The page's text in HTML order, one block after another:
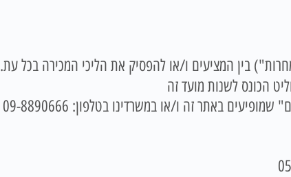
בין המציעים ו/או להפסיק את הליכי המכירה בכל עת.
הכונס לשנות מועד זה
באתר זה ו/או במשרדינו בטלפון: 09-8890666